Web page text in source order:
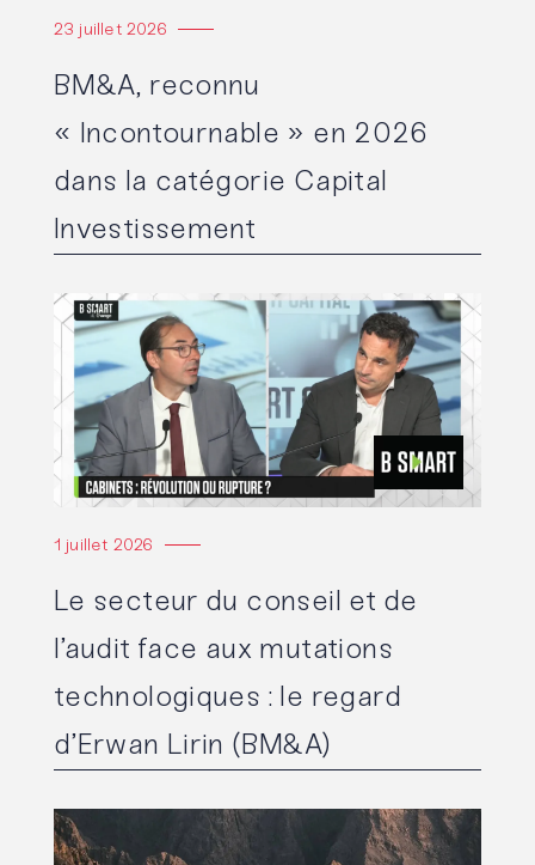
23 juillet 2026
BM&A, reconnu
« Incontournable » en 2026
dans la catégorie Capital
Investissement
1 juillet 2026
Le secteur du conseil et de
l’audit face aux mutations
technologiques : le regard
d’Erwan Lirin (BM&A)
Lire l'article
Lire l'article